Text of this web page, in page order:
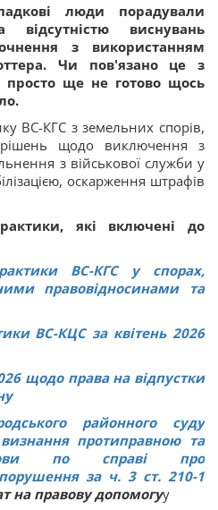
люди порадували
виснувань
з використанням
Чи пов'язано це з
ще не готово щось
ВС-КГС з земельних спорів,
щодо виключення з
з військової служби у
оскарження штрафів
які включені до
ВС-КГС у спорах,
правовідносинами та
ВС-КЦС за квітень 2026
щодо права на відпустки
районного суду
визнання протиправною та
по справі про
за ч. 3 ст. 210-1
на правову допомогуу